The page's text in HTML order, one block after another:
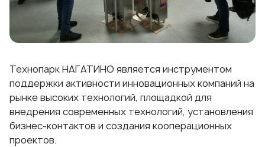
Технопарк НАГАТИНО является инструментом
поддержки активности инновационных компаний на
рынке высоких технологий, площадкой для
внедрения современных технологий, установления
бизнес-контактов и создания кооперационных
проектов.